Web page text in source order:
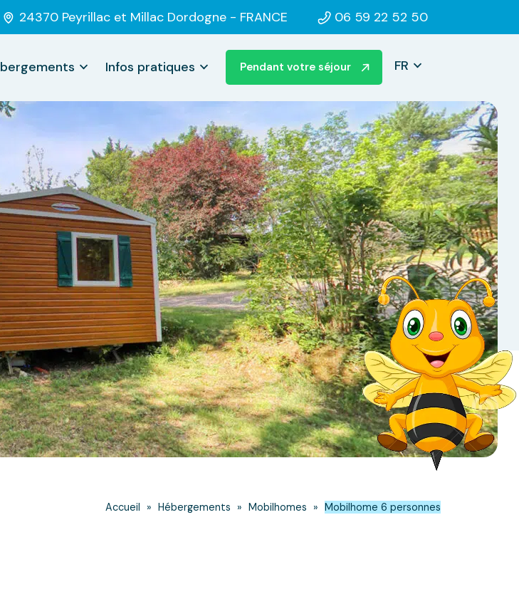
24370 Peyrillac et Millac Dordogne - FRANCE 06 59 22 52 50
Infos pratiques Pendant votre séjour FR
Accueil » Hébergements » Mobilhomes » Mobilhome 6 personnes